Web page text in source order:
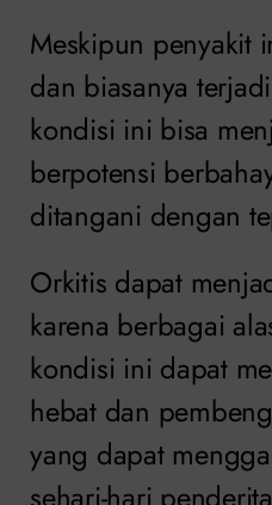
Meskipun penyakit
dan biasanya
kondisi ini bisa
berpotensi
ditangani dengan
Orkitis dapat
karena berbagai
kondisi ini dapat
hebat dan
yang dapat